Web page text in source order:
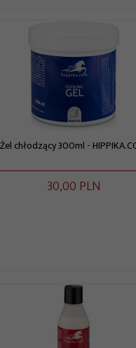
Żel chłodzący 300ml -
30,00 PLN